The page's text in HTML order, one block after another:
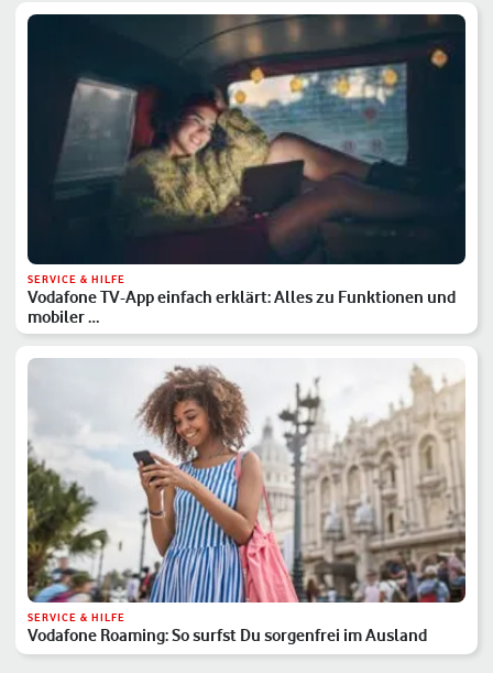
SERVICE & HILFE
Vodafone TV-App einfach erklärt: Alles zu Funktionen und
mobiler …
SERVICE & HILFE
Vodafone Roaming: So surfst Du sorgenfrei im Ausland